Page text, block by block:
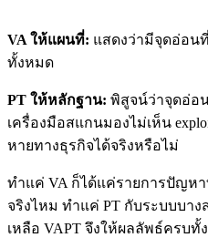
VA ให้แผนที่: แสดงว่ามีจุดอ่อน
ทั้งหมด
PT ให้หลักฐาน: พิสูจน์ว่าจุดอ่อ
เครื่องมือสแกนมองไม่เห็น
หายทางธุรกิจได้จริงหรือไม่
ทำแค่ VA ก็ได้แค่รายการปัญหา
จริงไหม ทำแค่ PT กับระบบบา
เหลือ VAPT จึงให้ผลลัพธ์ครบทั้